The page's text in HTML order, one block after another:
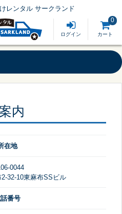
レンタル サークランド
ログイン カート
0
内
在地
0044
32-10東麻布SSビル
番号